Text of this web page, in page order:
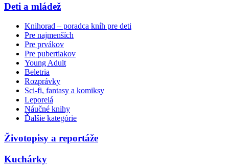
Deti a mládež
Knihorad – poradca kníh pre deti
Pre najmenších
Pre prvákov
Pre pubertiakov
Young Adult
Beletria
Rozprávky
Sci-fi, fantasy a komiksy
Leporelá
Náučné knihy
Ďalšie kategórie
Životopisy a reportáže
Kuchárky